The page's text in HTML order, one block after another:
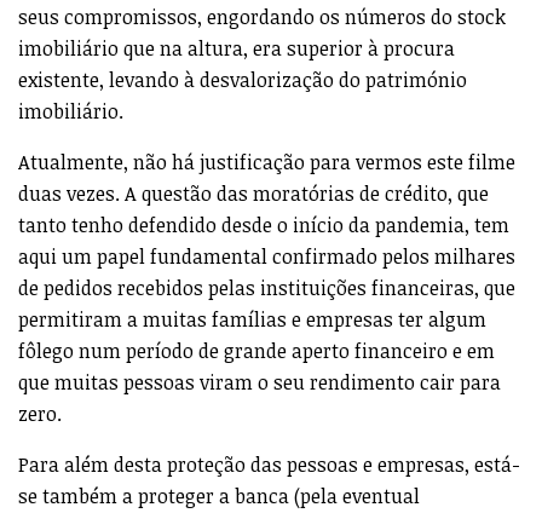
seus compromissos, engordando os números do stock
imobiliário que na altura, era superior à procura
existente, levando à desvalorização do património
imobiliário.
Atualmente, não há justificação para vermos este filme
duas vezes. A questão das moratórias de crédito, que
tanto tenho defendido desde o início da pandemia, tem
aqui um papel fundamental confirmado pelos milhares
de pedidos recebidos pelas instituições financeiras, que
permitiram a muitas famílias e empresas ter algum
fôlego num período de grande aperto financeiro e em
que muitas pessoas viram o seu rendimento cair para
zero.
Para além desta proteção das pessoas e empresas, está-
se também a proteger a banca (pela eventual